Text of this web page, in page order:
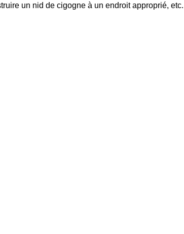
un nid de cigogne à un endroit approprié, etc.